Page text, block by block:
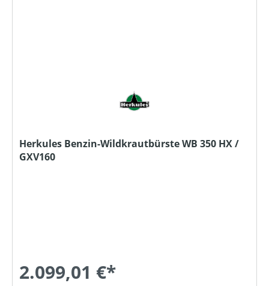
Herkules Benzin-Wildkrautbürste WB 350 HX /
GXV160
2.099,01 €*